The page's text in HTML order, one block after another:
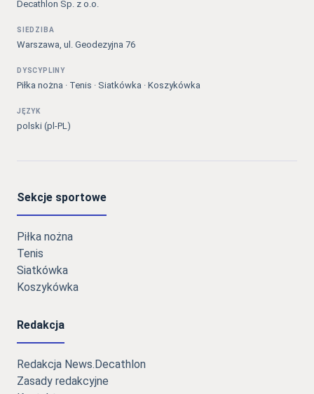
Decathlon Sp. z o.o.
SIEDZIBA
Warszawa, ul. Geodezyjna 76
DYSCYPLINY
Piłka nożna · Tenis · Siatkówka · Koszykówka
JĘZYK
polski (pl-PL)
Sekcje sportowe
Piłka nożna
Tenis
Siatkówka
Koszykówka
Redakcja
Redakcja News.Decathlon
Zasady redakcyjne